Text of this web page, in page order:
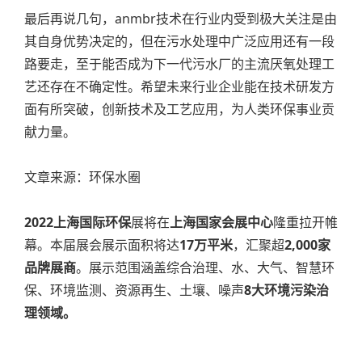
最后再说几句，anmbr技术在行业内受到极大关注是由
其自身优势决定的，但在污水处理中广泛应用还有一段
路要走，至于能否成为下一代污水厂的主流厌氧处理工
艺还存在不确定性。希望未来行业企业能在技术研发方
面有所突破，创新技术及工艺应用，为人类环保事业贡
献力量。
文章来源：环保水圈
2022上海国际环保展将在上海国家会展中心隆重拉开帷
幕。本届展会展示面积将达17万平米，汇聚超2,000家
品牌展商。展示范围涵盖综合治理、水、大气、智慧环
保、环境监测、资源再生、土壤、噪声8大环境污染治
理领域。